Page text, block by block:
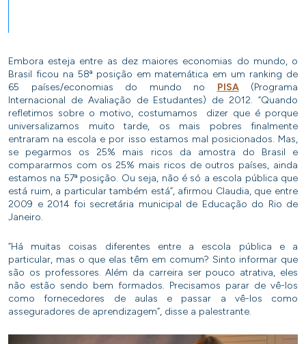
Embora esteja entre as dez maiores economias do mundo, o
Brasil ficou na 58ª posição em matemática em um ranking de
65 países/economias do mundo no PISA(Programa
Internacional de Avaliação de Estudantes) de 2012. “Quando
refletimos sobre o motivo, costumamos dizer que é porque
universalizamos muito tarde, os mais pobres finalmente
entraram na escola e por isso estamos mal posicionados. Mas,
se pegarmos os 25% mais ricos da amostra do Brasil e
compararmos com os 25% mais ricos de outros países, ainda
estamos na 57ª posição. Ou seja, não é só a escola pública que
está ruim, a particular também está”, afirmou Claudia, que entre
2009 e 2014 foi secretária municipal de Educação do Rio de
Janeiro.
“Há muitas coisas diferentes entre a escola pública e a
particular, mas o que elas têm em comum? Sinto informar que
são os professores. Além da carreira ser pouco atrativa, eles
não estão sendo bem formados. Precisamos parar de vê-los
como fornecedores de aulas e passar a vê-los como
asseguradores de aprendizagem”, disse a palestrante.